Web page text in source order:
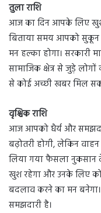
तुला राशि
आज का दिन आपके लिए
बिताया समय आपको सुकून
मन हल्का होगा। सरकारी
सामाजिक क्षेत्र से जुड़े
से कोई अच्छी खबर मिल
वृश्चिक राशि
आज आपको धैर्य और
बढ़ोतरी होगी, लेकिन
लिया गया फैसला नुकसान
खुश रहेगा और उनके लिए
बदलाव करने का मन
समझदारी है।